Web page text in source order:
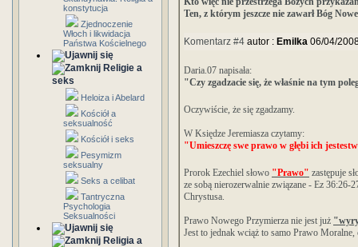
konstytucja
Zjednoczenie
Włoch i likwidacja
Państwa Kościelnego
Religie a
seks
Heloiza i Abelard
Kościół a
seksualność
Kościół i seks
Pesymizm
seksualny
Seks a celibat
Tantryczna
Psychologia
Seksualności
Religia a
Ten, z którym jeszcze nie zawarł Bóg
Komentarz #4 autor : Emilka 06/04/
Daria.07 napisała:
"Czy zgadzacie się, że właśnie na tym
Oczywiście, że się zgadzamy.
W Księdze Jeremiasza czytamy:
"Umieszczę swe prawo w głębi ich
Prorok Ezechiel słowo "Prawo" zastępuje
ze sobą nierozerwalnie związane - Ez 36:26-
Chrystusa.
Prawo Nowego Przymierza nie jest już
Jest to jednak wciąż to samo Prawo